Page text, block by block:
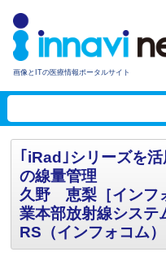
画像とITの医療情報ポータルサイト
｢iRad｣シリーズを
の線量管理
久野 恵梨［インフ
業本部放射線システ
RS（インフォコム）